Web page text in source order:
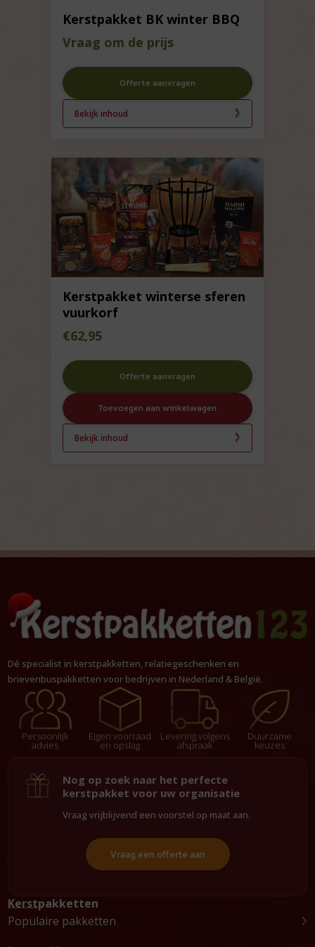
Kerstpakket BK winter BBQ
Vraag om de prijs
Offerte aanvragen
Bekijk inhoud
Kerstpakket winterse sferen
vuurkorf
€62,95
Offerte aanvragen
Toevoegen aan winkelwagen
Bekijk inhoud
Dé specialist in kerstpakketten, relatiegeschenken en
brievenbuspakketten voor bedrijven in Nederland & België.
Persoonlijk
advies
Eigen voorraad
en opslag
Levering volgens
afspraak
Duurzame
keuzes
Nog op zoek naar het perfecte
kerstpakket voor uw organisatie
Vraag vrijblijvend een voorstel op maat aan.
Vraag een offerte aan
Kerstpakketten
Populaire pakketten